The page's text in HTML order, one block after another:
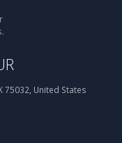
75032, United States